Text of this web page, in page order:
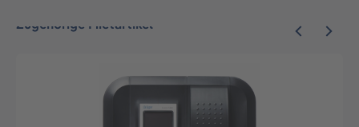
Zugehörige Mietartikel